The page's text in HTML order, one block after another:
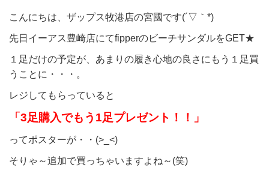
こんにちは、ザップス牧港店の宮國です(´▽｀*)
先日イーアス豊崎店にてfipperのビーチサンダルをGET★
１足だけの予定が、あまりの履き心地の良さにもう１足買
うことに・・・。
レジしてもらっていると
「3足購入でもう1足プレゼント！！」
ってポスターが・・(>_<)
そりゃ～追加で買っちゃいますよね～(笑)